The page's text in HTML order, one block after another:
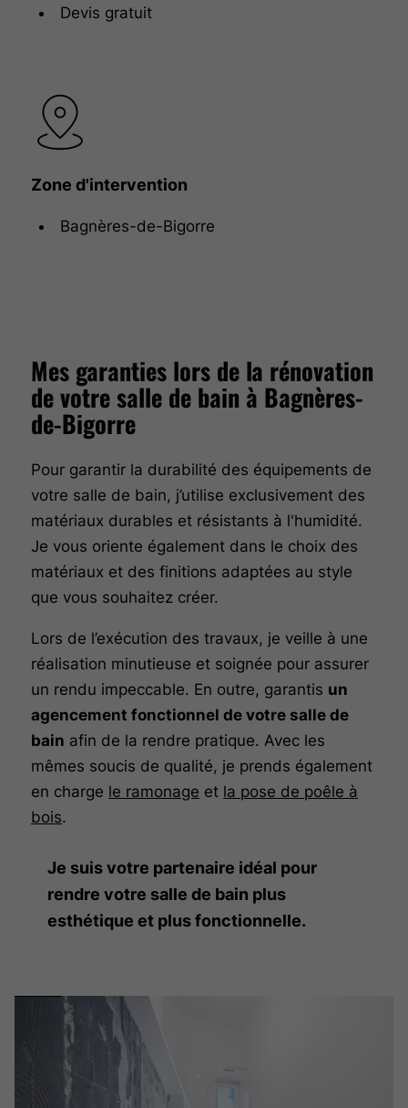
Devis gratuit
Zone d'intervention
Bagnères-de-Bigorre
Mes garanties lors de la rénovation
de votre salle de bain à Bagnères-
de-Bigorre
Pour garantir la durabilité des équipements de
votre salle de bain, j’utilise exclusivement des
matériaux durables et résistants à l'humidité.
Je vous oriente également dans le choix des
matériaux et des finitions adaptées au style
que vous souhaitez créer.
Lors de l’exécution des travaux, je veille à une
réalisation minutieuse et soignée pour assurer
un rendu impeccable. En outre, garantis un
agencement fonctionnel de votre salle de
bain afin de la rendre pratique. Avec les
mêmes soucis de qualité, je prends également
en charge le ramonage et la pose de poêle à
bois.
Je suis votre partenaire idéal pour
rendre votre salle de bain plus
esthétique et plus fonctionnelle.